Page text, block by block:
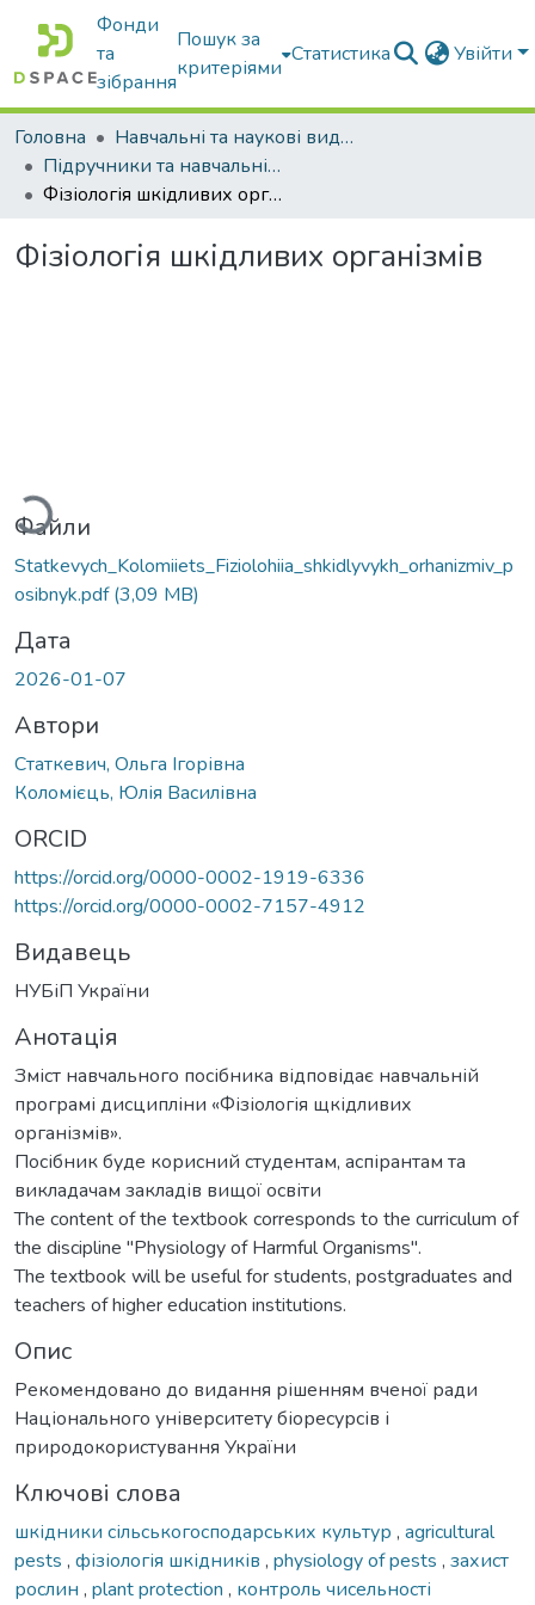
Фонди
та
зібрання
Пошук за
критеріями
Статистика Увійти
Головна
Навчальні та наукові видання
Підручники та навчальні посібники
Фізіологія шкідливих організмів
Фізіологія шкідливих організмів
Файли
Statkevych_Kolomiiets_Fiziolohiia_shkidlyvykh_orhanizmiv_p
osibnyk.pdf(3,09 MB)
Дата
2026-01-07
Автори
Статкевич, Ольга Ігорівна
Коломієць, Юлія Василівна
ORCID
https://orcid.org/0000-0002-1919-6336
https://orcid.org/0000-0002-7157-4912
Видавець
НУБіП України
Анотація
Зміст навчального посібника відповідає навчальній
програмі дисципліни «Фізіологія щкідливих
організмів».
Посібник буде корисний студентам, аспірантам та
викладачам закладів вищої освіти
The content of the textbook corresponds to the curriculum of
the discipline "Physiology of Harmful Organisms".
The textbook will be useful for students, postgraduates and
teachers of higher education institutions.
Опис
Рекомендовано до видання рішенням вченої ради
Національного університету біоресурсів і
природокористування України
Ключові слова
шкідники сільськогосподарських культур , agricultural
pests , фізіологія шкідників , physiology of pests , захист
рослин , plant protection , контроль чисельності